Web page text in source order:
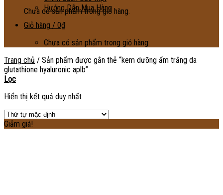
Chưa có sản phẩm trong giỏ hàng.
Hướng Dẫn Mua Hàng
Giỏ hàng / 0₫
Chưa có sản phẩm trong giỏ hàng.
Trang chủ / Sản phẩm được gắn thẻ “kem dưỡng ẩm trắng da
glutathione hyaluronic aplb”
Lọc
Hiển thị kết quả duy nhất
Giảm giá!